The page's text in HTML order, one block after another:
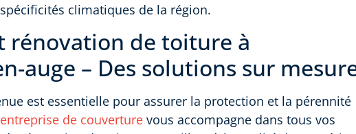
climatiques de la région.
rénovation de toiture à
auge – Des solutions sur
est essentielle pour assurer la protection et la pérennité
de couverture vous accompagne dans tous vos